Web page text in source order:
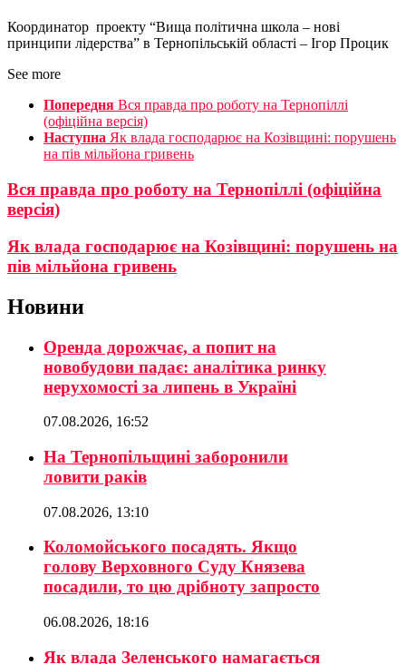
Координатор проекту “Вища політична школа – нові
принципи лідерства” в Тернопільській області – Ігор Процик
See more
Попередня Вся правда про роботу на Тернопіллі
(офіційна версія)
Наступна Як влада господарює на Козівщині: порушень
на пів мільйона гривень
Вся правда про роботу на Тернопіллі (офіційна
версія)
Як влада господарює на Козівщині: порушень на
пів мільйона гривень
Новини
Оренда дорожчає, а попит на
новобудови падає: аналітика ринку
нерухомості за липень в Україні
07.08.2026, 16:52
На Тернопільщині заборонили
ловити раків
07.08.2026, 13:10
Коломойського посадять. Якщо
голову Верховного Суду Князева
посадили, то цю дрібноту запросто
06.08.2026, 18:16
Як влада Зеленського намагається